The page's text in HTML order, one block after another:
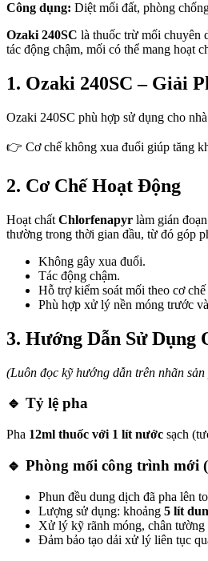
Công dụng: Diệt mối đất, phòng
Ozaki 240SC là thuốc trừ mối chuyên
tác động chậm, mối có thể mang hoạt
1. Ozaki 240SC – Giải
Ozaki 240SC phù hợp sử dụng cho
👉 Cơ chế không xua đuổi giúp tăng
2. Cơ Chế Hoạt Động
Hoạt chất Chlorfenapyr làm gián
thường trong thời gian đầu, từ đó góp
Không gây xua đuổi.
Tác động chậm.
Hỗ trợ kiểm soát mối theo cơ
Phù hợp xử lý nền móng trước
3. Hướng Dẫn Sử Dụng
(Luôn đọc kỹ hướng dẫn trên nhãn
🔹 Tỷ lệ pha
Pha 12ml thuốc với 1 lít nước sạch
🔹 Phòng mối công trình mới
Phun đều dung dịch đã pha lên
Lượng sử dụng: khoảng 5 lít
Xử lý kỹ rãnh móng, chân
Đảm bảo tạo dải xử lý liên tục